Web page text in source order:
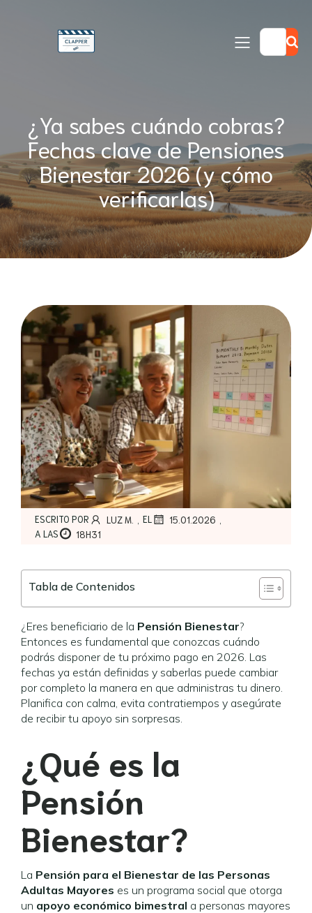
¿Ya sabes cuándo cobras?
Fechas clave de Pensiones
Bienestar 2026 (y cómo
verificarlas)
ESCRITO POR LUZ M. , EL 15.01.2026 ,
A LAS 18H31
Tabla de Contenidos
¿Eres beneficiario de la Pensión Bienestar?
Entonces es fundamental que conozcas cuándo
podrás disponer de tu próximo pago en 2026. Las
fechas ya están definidas y saberlas puede cambiar
por completo la manera en que administras tu dinero.
Planifica con calma, evita contratiempos y asegúrate
de recibir tu apoyo sin sorpresas.
¿Qué es la
Pensión
Bienestar?
La Pensión para el Bienestar de las Personas
Adultas Mayores es un programa social que otorga
un apoyo económico bimestral a personas mayores